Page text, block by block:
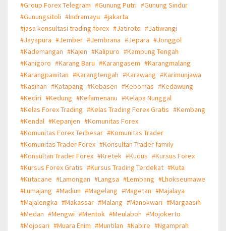
#Group Forex Telegram #Gunung Putri #Gunung Sindur
#Gunungsitoli #Indramayu #jakarta
#jasa konsultasi trading forex #Jatiroto #Jatiwangi
#Jayapura #Jember #Jembrana #Jepara #Jonggol
#Kademangan #Kajen #Kalipuro #Kampung Tengah
#Kanigoro #Karang Baru #Karangasem #Karangmalang
#Karangpawitan #Karangtengah #Karawang #Karimunjawa
#Kasihan #Katapang #Kebasen #Kebomas #Kedawung
#Kediri #Kedung #Kefamenanu #Kelapa Nunggal
#Kelas Forex Trading #Kelas Trading Forex Gratis #Kembang
#Kendal #Kepanjen #Komunitas Forex
#Komunitas Forex Terbesar #Komunitas Trader
#Komunitas Trader Forex #Konsultan Trader family
#Konsultan Trader Forex #Kretek #Kudus #Kursus Forex
#Kursus Forex Gratis #Kursus Trading Terdekat #Kuta
#Kutacane #Lamongan #Langsa #Lembang #Lhokseumawe
#Lumajang #Madiun #Magelang #Magetan #Majalaya
#Majalengka #Makassar #Malang #Manokwari #Margaasih
#Medan #Mengwi #Mentok #Meulaboh #Mojokerto
#Mojosari #Muara Enim #Muntilan #Nabire #Ngamprah